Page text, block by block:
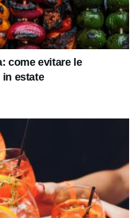
come evitare le
estate